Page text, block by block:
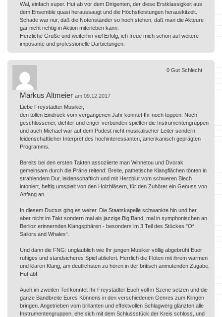
Wal, einfach super. Hut ab vor dem Dirigenten, der diese Erstklassigkeit aus
dem Ensemble quasi heraussaugt und die Höchstleistungen herauskitzelt.
Schade war nur, daß die Notenständer so hoch stehen, daß man die Akteure
gar nicht richtig in Aktion miterleben kann.
Herzliche Grüße und weiterhin viel Erfolg, ich freue mich schon auf weitere
imposante und professionelle Darbietungen.
Markus Altmeier am 09.12.2017
Liebe Freystädter Musiker,
den tollen Eindruck vom vergangenen Jahr konntet Ihr noch toppen. Noch
geschlossener, dichter und enger verbunden spielten die Instrumentengruppen
und auch Michael war auf dem Podest nicht musikalischer Leiter sondern
leidenschaftlicher Interpret des hochinteressanten, amerikanisch geprägten
Programms.
Bereits bei den ersten Takten assoziierte man Winnetou und Dvorak
gemeinsam durch die Prärie reitend: Breite, pathetische Klangflächen tönten in
strahlendem Dur, leidenschaftlich und mit Herzblut vom schweren Blech
intoniert, heftig umspielt von den Holzbläsern, für den Zuhörer ein Genuss von
Anfang an.
In diesem Ductus ging es weiter. Die Staatskapelle schwankte hin und her,
aber nicht im Takt sondern mal als jazzige Big Band, mal in symphonischen an
Berlioz erinnernden Klangsphären - besonders im 3 Teil des Stückes "Of
Sailors and Whales“.
Und dann die FNG: unglaublich wie Ihr jungen Musiker völlig abgebrüht Euer
ruhiges und standsicheres Spiel abliefert. Herrlich die Flöten mit ihrem warmen
und klaren Klang, am deutlichsten zu hören in der britisch anmutenden Zugabe.
Hut ab!
Auch im zweiten Teil konntet Ihr Freystädter Euch voll in Szene setzen und die
ganze Bandbreite Eures Könnens in den verschiedenen Genres zum Klingen
bringen. Angetrieben vom brillanten und effektvollen Schlagwerg glänzten alle
Instrumentengruppen, ehe sich mit dem Schlussstück der Kreis schloss, und
0 Gut Schlecht